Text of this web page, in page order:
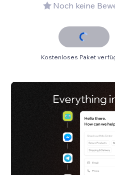
Noch keine
Kostenloses Paket